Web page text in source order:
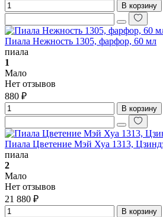
В корзину
Пиала Нежность 1305, фарфор, 60 мл
пиала
1
Мало
Нет отзывов
880 ₽
В корзину
Пиала Цветение Мэй Хуа 1313,
пиала
2
Мало
Нет отзывов
21 880 ₽
В корзину